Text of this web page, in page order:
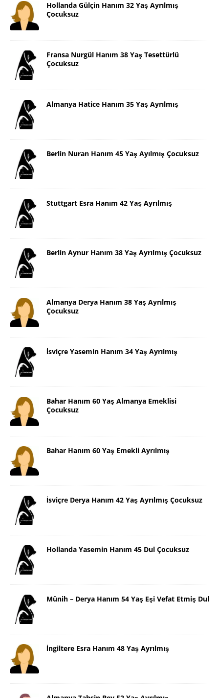
Hollanda Gülçin Hanım 32 Yaş Ayrılmış
Çocuksuz
Fransa Nurgül Hanım 38 Yaş Tesettürlü
Çocuksuz
Almanya Hatice Hanım 35 Yaş Ayrılmış
Berlin Nuran Hanım 45 Yaş Ayılmış Çocuksuz
Stuttgart Esra Hanım 42 Yaş Ayrılmış
Berlin Aynur Hanım 38 Yaş Ayrılmış Çocuksuz
Almanya Derya Hanım 38 Yaş Ayrılmış
Çocuksuz
İsviçre Yasemin Hanım 34 Yaş Ayrılmış
Bahar Hanım 60 Yaş Almanya Emeklisi
Çocuksuz
Bahar Hanım 60 Yaş Emekli Ayrılmış
İsviçre Derya Hanım 42 Yaş Ayrılmış Çocuksuz
Hollanda Yasemin Hanım 45 Dul Çocuksuz
Münih – Derya Hanım 54 Yaş Eşi Vefat Etmiş Dul
İngiltere Esra Hanım 48 Yaş Ayrılmış